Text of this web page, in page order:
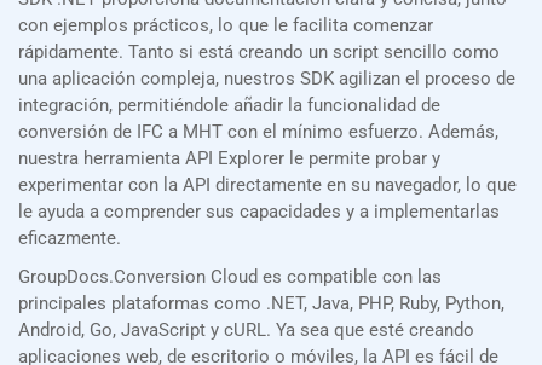
con ejemplos prácticos, lo que le facilita comenzar
rápidamente. Tanto si está creando un script sencillo como
una aplicación compleja, nuestros SDK agilizan el proceso de
integración, permitiéndole añadir la funcionalidad de
conversión de IFC a MHT con el mínimo esfuerzo. Además,
nuestra herramienta API Explorer le permite probar y
experimentar con la API directamente en su navegador, lo que
le ayuda a comprender sus capacidades y a implementarlas
eficazmente.
GroupDocs.Conversion Cloud es compatible con las
principales plataformas como .NET, Java, PHP, Ruby, Python,
Android, Go, JavaScript y cURL. Ya sea que esté creando
aplicaciones web, de escritorio o móviles, la API es fácil de